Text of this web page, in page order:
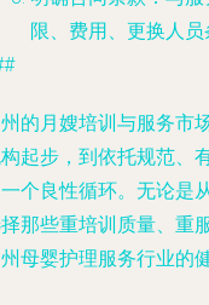
限、费用、更换人员
的月嫂培训与服务市
起步，到依托规范、
个良性循环。无论是
那些重培训质量、重
母婴护理服务行业的